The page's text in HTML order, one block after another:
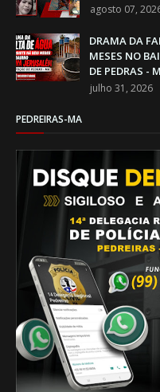
agosto 07,
DRAMA DA
MESES NO
DE PEDRAS -
julho 31, 2026
PEDREIRAS-MA